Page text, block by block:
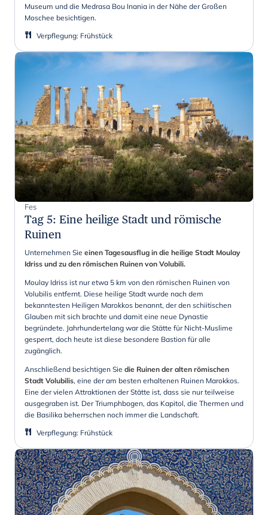
Museum und die Medrasa Bou Inania in der Nähe der Großen
Moschee besichtigen.
Verpflegung: Frühstück
Fes
Tag 5: Eine heilige Stadt und römische
Ruinen
Unternehmen Sie einen Tagesausflug in die heilige Stadt Moulay
Idriss und zu den römischen Ruinen von Volubili.
Moulay Idriss ist nur etwa 5 km von den römischen Ruinen von
Volubilis entfernt. Diese heilige Stadt wurde nach dem
bekanntesten Heiligen Marokkos benannt, der den schiitischen
Glauben mit sich brachte und damit eine neue Dynastie
begründete. Jahrhundertelang war die Stätte für Nicht-Muslime
gesperrt, doch heute ist diese besondere Bastion für alle
zugänglich.
Anschließend besichtigen Sie die Ruinen der alten römischen
Stadt Volubilis, eine der am besten erhaltenen Ruinen Marokkos.
Eine der vielen Attraktionen der Stätte ist, dass sie nur teilweise
ausgegraben ist. Der Triumphbogen, das Kapitol, die Thermen und
die Basilika beherrschen noch immer die Landschaft.
Verpflegung: Frühstück